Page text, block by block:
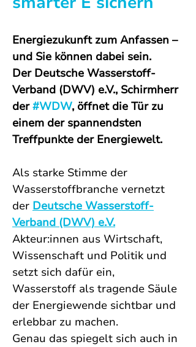
Energiezukunft zum Anfassen –
und Sie können dabei sein.
Der Deutsche Wasserstoff-
Verband (DWV) e.V., Schirmherr
der #WDW, öffnet die Tür zu
einem der spannendsten
Treffpunkte der Energiewelt.
Als starke Stimme der
Wasserstoffbranche vernetzt
der Deutsche Wasserstoff-
Verband (DWV) e.V.
Akteur:innen aus Wirtschaft,
Wissenschaft und Politik und
setzt sich dafür ein,
Wasserstoff als tragende Säule
der Energiewende sichtbar und
erlebbar zu machen.
Genau das spiegelt sich auch in